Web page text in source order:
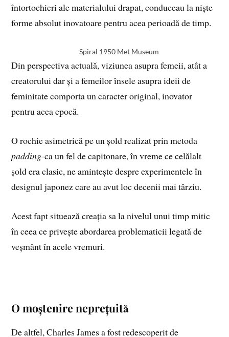
întortochieri ale materialului drapat, conduceau la niște
forme absolut inovatoare pentru acea perioadă de timp.
Spiral 1950 Met Museum
Din perspectiva actuală, viziunea asupra femeii, atât a
creatorului dar și a femeilor însele asupra ideii de
feminitate comporta un caracter original, inovator
pentru acea epocă.
O rochie asimetrică pe un șold realizat prin metoda
padding-ca un fel de capitonare, în vreme ce celălalt
șold era clasic, ne amintește despre experimentele în
designul japonez care au avut loc decenii mai târziu.
Acest fapt situează creația sa la nivelul unui timp mitic
în ceea ce privește abordarea problematicii legată de
veșmânt în acele vremuri.
O moștenire neprețuită
De altfel, Charles James a fost redescoperit de